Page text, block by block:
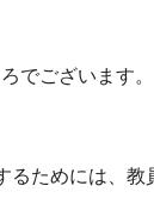
でございます。
るためには、教